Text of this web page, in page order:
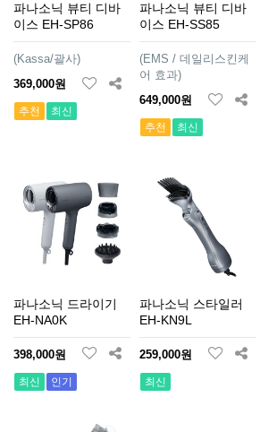
파나소닉 뷰티 디바
이스 EH-SP86
(Kassa/괄사)
369,000원
추천 최신
파나소닉 뷰티 디바
이스 EH-SS85
(EMS / 데일리스킨케
어 효과)
649,000원
추천 최신
파나소닉 드라이기
EH-NA0K
398,000원
최신 인기
파나소닉 스타일러
EH-KN9L
259,000원
최신